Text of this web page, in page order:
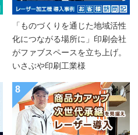
「ものづくりを通じた地域活性
化につながる場所に」印刷会社
がファブスペースを立ち上げ。
いさぶや印刷工業様
8